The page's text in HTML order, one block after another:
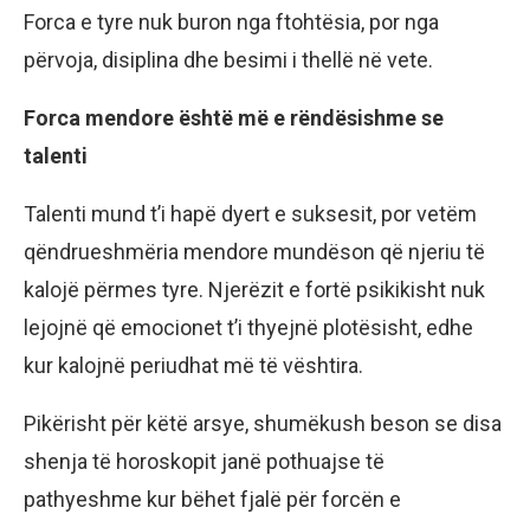
Forca e tyre nuk buron nga ftohtësia, por nga
përvoja, disiplina dhe besimi i thellë në vete.
Forca mendore është më e rëndësishme se
talenti
Talenti mund t’i hapë dyert e suksesit, por vetëm
qëndrueshmëria mendore mundëson që njeriu të
kalojë përmes tyre. Njerëzit e fortë psikikisht nuk
lejojnë që emocionet t’i thyejnë plotësisht, edhe
kur kalojnë periudhat më të vështira.
Pikërisht për këtë arsye, shumëkush beson se disa
shenja të horoskopit janë pothuajse të
pathyeshme kur bëhet fjalë për forcën e